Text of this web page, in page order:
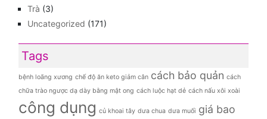
Trà (3)
Uncategorized (171)
Tags
bệnh loãng xương chế độ ăn keto giảm cân cách bảo quản cách
chữa trào ngược dạ dày bằng mật ong cách luộc hạt dẻ cách nấu xôi xoài
công dụng củ khoai tây dưa chua dưa muối giá bao